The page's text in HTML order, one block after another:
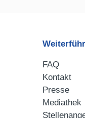
FAQ
Kontakt
Presse
Mediathek